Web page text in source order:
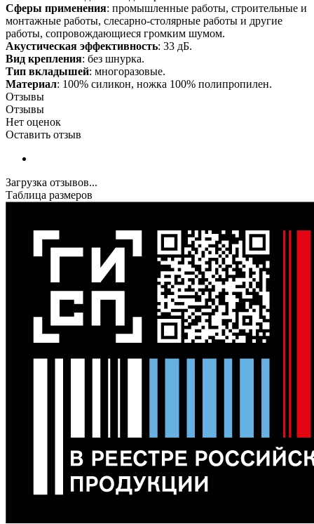
Сферы применения: промышленные работы, строительные и
монтажные работы, слесарно-столярные работы и другие
работы, сопровождающиеся громким шумом.
Акустическая эффективность: 33 дБ.
Вид крепления: без шнурка.
Тип вкладышей: многоразовые.
Материал: 100% силикон, ножка 100% полипропилен.
Отзывы
Отзывы
Нет оценок
Оставить отзыв
Загрузка отзывов...
Таблица размеров